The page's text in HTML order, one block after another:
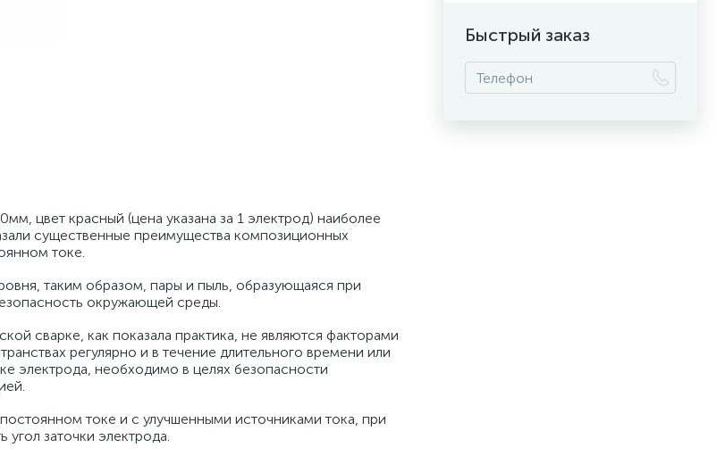
цвет красный (цена указана за 1 электрод) наиболее
существенные преимущества композиционных
токе.
таким образом, пары и пыль, образующаяся при
окружающей среды.
сварке, как показала практика, не являются факторами
регулярно и в течение длительного времени или
электрода, необходимо в целях безопасности
токе и с улучшенными источниками тока, при
заточки электрода.
Быстрый заказ